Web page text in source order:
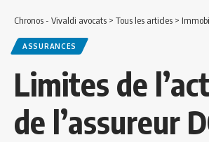
Chronos - Vivaldi avocats > Tous les articles >
ASSURANCES
Limites de
de l’assureur